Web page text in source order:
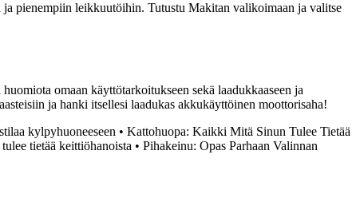
pienempiin leikkuutöihin. Tutustu Makitan valikoimaan ja valitse
omaan käyttötarkoitukseen sekä laadukkaaseen ja
ja hanki itsellesi laadukas akkukäyttöinen moottorisaha!
kylpyhuoneeseen • Kattohuopa: Kaikki Mitä Sinun Tulee Tietää
tietää keittiöhanoista • Pihakeinu: Opas Parhaan Valinnan